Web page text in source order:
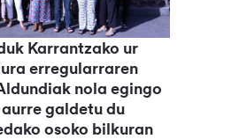
Karrantzako ur
erregularraren
nola egingo
galdetu du
osoko bilkuran